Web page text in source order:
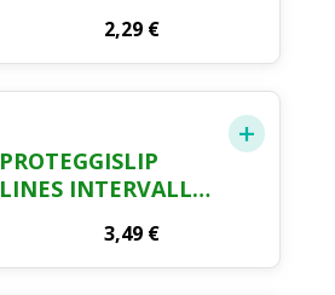
2,29 €
PROTEGGISLIP
LINES INTERVALLO
RIPIEGATO X 44
3,49 €